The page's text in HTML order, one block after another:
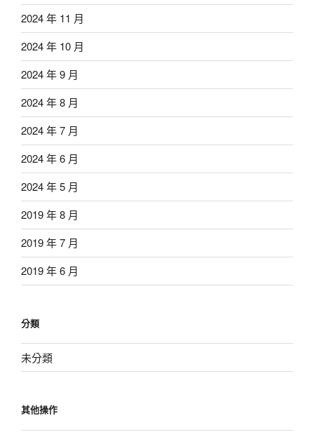
2024 年 11 月
2024 年 10 月
2024 年 9 月
2024 年 8 月
2024 年 7 月
2024 年 6 月
2024 年 5 月
2019 年 8 月
2019 年 7 月
2019 年 6 月
分類
未分類
其他操作